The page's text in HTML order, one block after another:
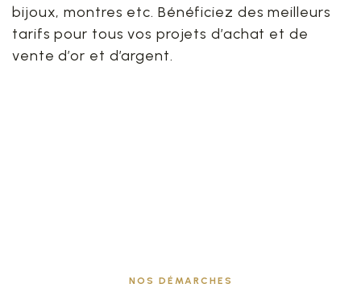
bijoux, montres etc. Bénéficiez des meilleurs
tarifs pour tous vos projets d’achat et de
vente d’or et d’argent.
NOS DÉMARCHES